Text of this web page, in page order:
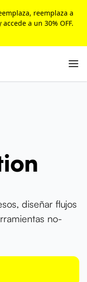
reemplaza a
a un 30% OFF.
diseñar flujos
no-